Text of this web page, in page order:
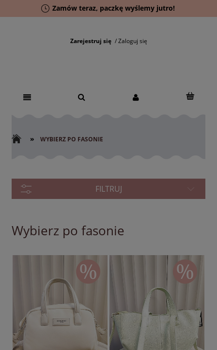
Zamów teraz, paczkę wyślemy jutro!
Zarejestruj się Zaloguj się
» WYBIERZ PO FASONIE
FILTRUJ
Wybierz po fasonie